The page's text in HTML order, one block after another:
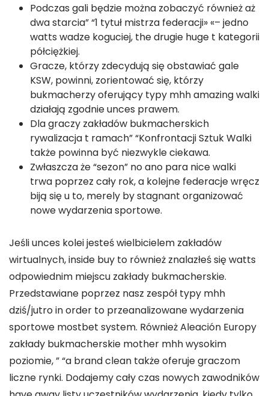
Podczas gali będzie można zobaczyć również aż
dwa starcia” “1 tytuł mistrza federacji» «– jedno
watts wadze koguciej, the drugie huge t kategorii
półciężkiej.
Gracze, którzy zdecydują się obstawiać gale
KSW, powinni, zorientować się, którzy
bukmacherzy oferujący typy mhh amazing walki
działają zgodnie unces prawem.
Dla graczy zakładów bukmacherskich
rywalizacja t ramach” “Konfrontacji Sztuk Walki
także powinna być niezwykle ciekawa.
Zwłaszcza że “sezon” no ano para nice walki
trwa poprzez cały rok, a kolejne federacje wręcz
biją się u to, merely by stagnant organizować
nowe wydarzenia sportowe.
Jeśli unces kolei jesteś wielbicielem zakładów
wirtualnych, inside buy to również znalazłeś się watts
odpowiednim miejscu zakłady bukmacherskie.
Przedstawiane poprzez nasz zespół typy mhh
dziś/jutro in order to przeanalizowane wydarzenia
sportowe mostbet system. Również Aleación Europy
zakłady bukmacherskie mother mhh wysokim
poziomie, ” “a brand clean także oferuje graczom
liczne rynki. Dodajemy cały czas nowych zawodników